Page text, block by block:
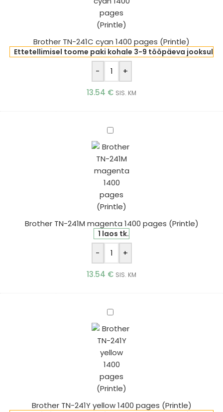
pages
(Printle)
Brother TN-241C cyan 1400 pages (Printle)
Ettetellimisel toome paki kohale 3-9 tööpäeva jooksul
- +
13.54 € SIS. KM
Brother
TN-
241M
1400
(Printle)
Brother TN-241M magenta 1400 pages (Printle)
1 laos tk.
- +
13.54 € SIS. KM
Brother
TN-
241Y
yellow
1400
(Printle)
Brother TN-241Y yellow 1400 pages (Printle)